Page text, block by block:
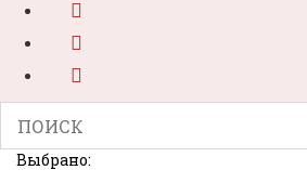
Выбрано: